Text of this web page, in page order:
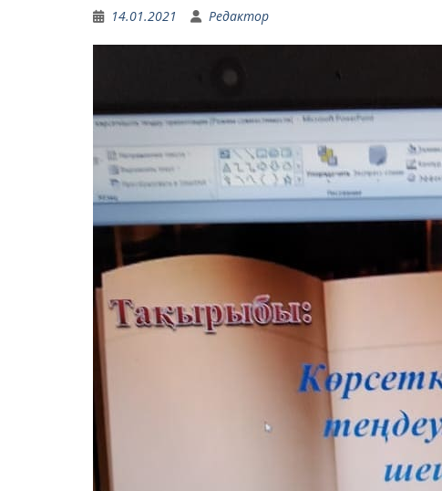
14.01.2021 Редактор